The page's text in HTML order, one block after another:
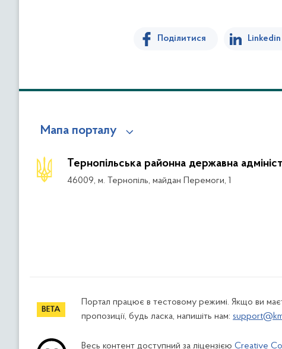
Поділитися Linkedin
Мапа порталу
Тернопільська районна державна
46009, м. Тернопіль, майдан Перемоги, 1
Портал працює в тестовому режимі. Якщо ви
пропозиції, будь ласка, напишіть нам:
Весь контент доступний за ліцензією Creative